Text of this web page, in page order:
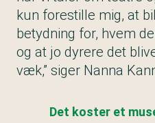
kun forestille mig, at
betydning for, hvem
og at jo dyrere det
væk,” siger Nanna
Det koster et